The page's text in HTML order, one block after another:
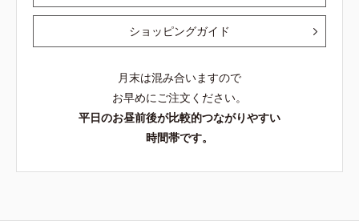
ショッピングガイド
月末は混み合いますので
お早めにご注文ください。
平日のお昼前後が比較的つながりやすい
時間帯です。